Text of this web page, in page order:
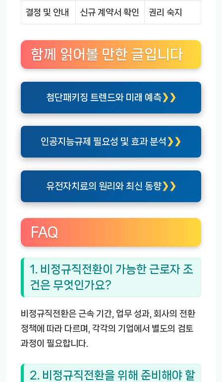
결정 및 안내 신규 계약서 확인 권리 숙지
함께 읽어볼 만한 글입니다
첨단패키징 트렌드와 미래 예측
인공지능규제 필요성 및 효과 분석
유전자치료의 원리와 최신 동향
FAQ
1. 비정규직전환이 가능한 근로자 조
건은 무엇인가요?
비정규직전환은 근속 기간, 업무 성과, 회사의 전환
정책에 따라 다르며, 각각의 기업에서 별도의 검토
과정이 필요합니다.
2. 비정규직전환을 위해 준비해야 할